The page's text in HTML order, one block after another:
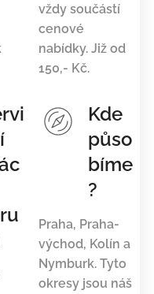
vždy součástí
cenové
nabídky. Již od
150,- Kč.
Kde
půso
bíme
?
Praha, Praha-
východ, Kolín a
Nymburk. Tyto
okresy jsou náš